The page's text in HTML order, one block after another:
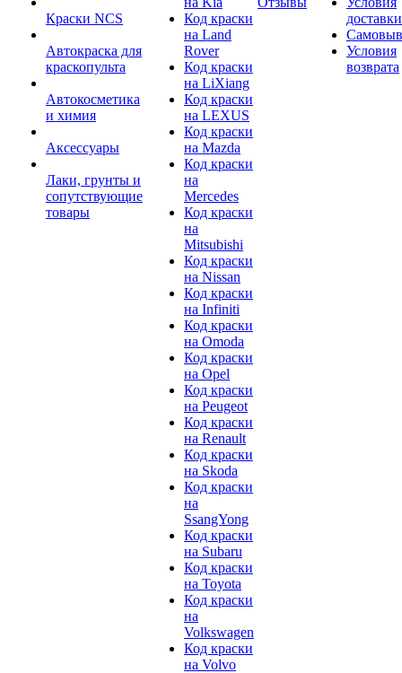
Краски NCS
Автокраска для
краскопульта
Автокосметика
и химия
Аксессуары
Лаки, грунты и
сопутствующие
товары
Код краски
на Land
Rover
Код краски
на LiXiang
Код краски
на LEXUS
Код краски
на Mazda
Код краски
на
Mercedes
Код краски
на
Mitsubishi
Код краски
на Nissan
Код краски
на Infiniti
Код краски
на Omoda
Код краски
на Opel
Код краски
на Peugeot
Код краски
на Renault
Код краски
на Skoda
Код краски
на
SsangYong
Код краски
на Subaru
Код краски
на Toyota
Код краски
на
Volkswagen
Код краски
на Volvo
доставки
Условия
возврата